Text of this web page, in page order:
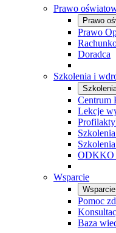
Prawo
Prawo
Prawo
Doradca
Szkolenia i
Centrum
Lekcje
ODKKO
Wsparcie
Wsparcie
Pomoc
Baza